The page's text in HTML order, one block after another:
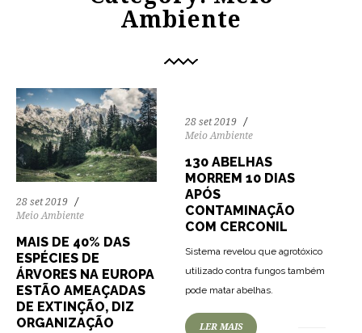
Ambiente
28 set 2019
Meio Ambiente
MAIS DE 40% DAS
ESPÉCIES DE
ÁRVORES NA EUROPA
ESTÃO AMEAÇADAS
DE EXTINÇÃO, DIZ
ORGANIZAÇÃO
28 set 2019
Meio Ambiente
130 ABELHAS
MORREM 10 DIAS
APÓS
CONTAMINAÇÃO
COM CERCONIL
Sistema revelou que agrotóxico
utilizado contra fungos também
pode matar abelhas.
LER MAIS